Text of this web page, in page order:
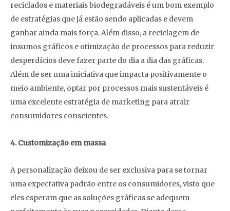
reciclados e materiais biodegradáveis é um bom exemplo
de estratégias que já estão sendo aplicadas e devem
ganhar ainda mais força. Além disso, a reciclagem de
insumos gráficos e otimização de processos para reduzir
desperdícios deve fazer parte do dia a dia das gráficas.
Além de ser uma iniciativa que impacta positivamente o
meio ambiente, optar por processos mais sustentáveis é
uma excelente estratégia de marketing para atrair
consumidores conscientes.
4. Customização em massa
A personalização deixou de ser exclusiva para se tornar
uma expectativa padrão entre os consumidores, visto que
eles esperam que as soluções gráficas se adequem